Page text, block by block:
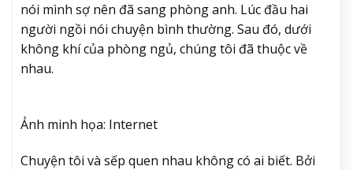
nói mình sợ nên đã sang phòng anh. Lúc đầu hai
người ngồi nói chuyện bình thường. Sau đó, dưới
không khí của phòng ngủ, chúng tôi đã thuộc về
nhau.
Ảnh minh họa: Internet
Chuyện tôi và sếp quen nhau không có ai biết. Bởi